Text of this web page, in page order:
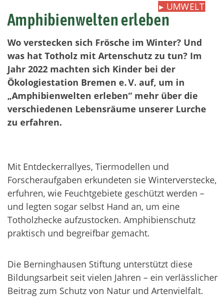
▸ UMWELT
Amphibienwelten erleben
Wo verstecken sich Frösche im Winter? Und
was hat Totholz mit Artenschutz zu tun? Im
Jahr 2022 machten sich Kinder bei der
Ökologiestation Bremen e. V. auf, um in
„Amphibienwelten erleben“ mehr über die
verschiedenen Lebensräume unserer Lurche
zu erfahren.
Mit Entdeckerrallyes, Tiermodellen und
Forscheraufgaben erkundeten sie Winterverstecke,
erfuhren, wie Feuchtgebiete geschützt werden –
und legten sogar selbst Hand an, um eine
Totholzhecke aufzustocken. Amphibienschutz
praktisch und begreifbar gemacht.
Die Berninghausen Stiftung unterstützt diese
Bildungsarbeit seit vielen Jahren – ein verlässlicher
Beitrag zum Schutz von Natur und Artenvielfalt.